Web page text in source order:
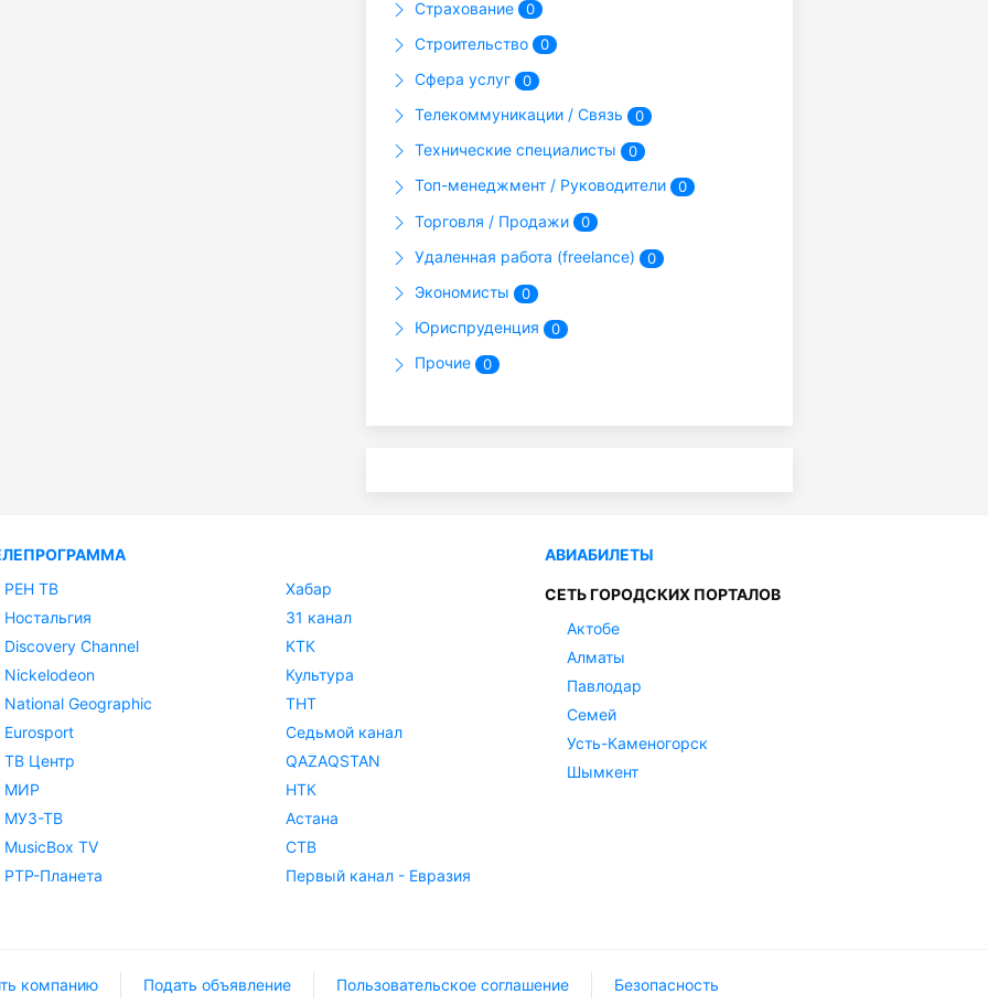
Страхование 0
Строительство 0
Сфера услуг 0
Телекоммуникации / Связь 0
Технические специалисты 0
Топ-менеджмент / Руководители 0
Торговля / Продажи 0
Удаленная работа (freelance) 0
Экономисты 0
Юриспруденция 0
Прочие 0
РЕН ТВ
Ностальгия
Discovery Channel
Nickelodeon
National Geographic
Eurosport
ТВ Центр
МИР
МУЗ-ТВ
MusicBox TV
РТР-Планета
Хабар
31 канал
КТК
Культура
ТНТ
Седьмой канал
QAZAQSTAN
НТК
Астана
СТВ
Первый канал - Евразия
АВИАБИЛЕТЫ
СЕТЬ ГОРОДСКИХ ПОРТАЛОВ
Актобе
Алматы
Павлодар
Семей
Усть-Каменогорск
Шымкент
компанию Подать объявление Пользовательское соглашение Безопасность